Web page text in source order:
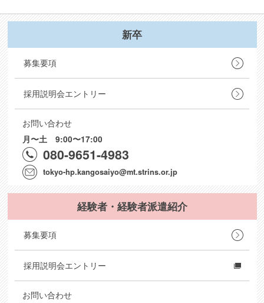
新卒
募集要項
採用説明会エントリー
お問い合わせ
月〜土 9:00〜17:00
080-9651-4983
tokyo-hp.kangosaiyo@mt.strins.or.jp
経験者・経験者派遣紹介
募集要項
採用説明会エントリー
お問い合わせ